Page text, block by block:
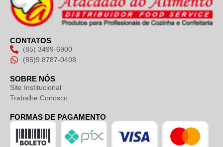
(85) 3499-6900
(85)9.8787-0408
CONTATOS
SOBRE NÓS
Site Institucional
Trabalhe Conosco
FORMAS DE PAGAMENTO